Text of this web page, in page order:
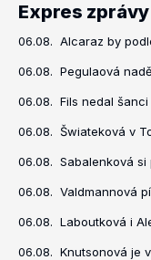
Expres zprávy
06.08. Alcaraz by
06.08. Pegulaová
06.08. Fils nedal šanci
06.08. Šwiateková v
06.08. Sabalenková si
06.08. Valdmannová
06.08. Laboutková i
06.08. Knutsonová je